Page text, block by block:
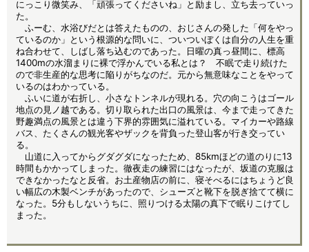
にっこり微笑み、「頑張ってくださいね」と励まし、立ち去っていっ
た。
ふーむ、水浴びだとは答えたものの、おじさんの発した「何をやっ
ているのか」という根源的な問いに、ついついぼくは自分の人生を重
ね合わせて、しばし落ち込むのであった。日曜の真っ昼間に、標高
1400mの水溜まりに裸で浮かんでいる私とは？ 不眠で走り続けた
ので非生産的な思考に陥りがちなのだ。元から無意味なことをやって
いるのはわかっている。
ふいに道が右折し、小さなトンネルが現れる。穴の向こうはゴール
地点の見ノ越である。切り取られた出口の風景は、今まで走ってきた
野趣満点の風景とは違う下界的雰囲気に溢れている。マイカーや路線
バス、たくさんの観光客やザックを背負った登山客が行き交ってい
る。
山道に入ってからグダグダになったため、85kmほどの道のりに13
時間もかかってしまった。徹夜走の練習にはなったが、坂道の克服は
できなかったなと反省。お土産物店の前に、寝そべるにはちょうど良
い幅広の木製ベンチがあったので、シューズと靴下を脱ぎ捨てて横に
なった。5分もしないうちに、照りつける太陽の真下で眠りこけてし
まった。